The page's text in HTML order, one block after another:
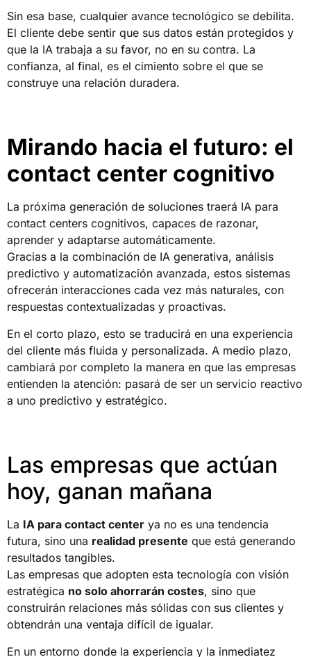
Sin esa base, cualquier avance tecnológico se debilita.
El cliente debe sentir que sus datos están protegidos y
que la IA trabaja a su favor, no en su contra. La
confianza, al final, es el cimiento sobre el que se
construye una relación duradera.
Mirando hacia el futuro: el
contact center cognitivo
La próxima generación de soluciones traerá IA para
contact centers cognitivos, capaces de razonar,
aprender y adaptarse automáticamente.
Gracias a la combinación de IA generativa, análisis
predictivo y automatización avanzada, estos sistemas
ofrecerán interacciones cada vez más naturales, con
respuestas contextualizadas y proactivas.
En el corto plazo, esto se traducirá en una experiencia
del cliente más fluida y personalizada. A medio plazo,
cambiará por completo la manera en que las empresas
entienden la atención: pasará de ser un servicio reactivo
a uno predictivo y estratégico.
Las empresas que actúan
hoy, ganan mañana
La IA para contact center ya no es una tendencia
futura, sino una realidad presente que está generando
resultados tangibles.
Las empresas que adopten esta tecnología con visión
estratégica no solo ahorrarán costes, sino que
construirán relaciones más sólidas con sus clientes y
obtendrán una ventaja difícil de igualar.
En un entorno donde la experiencia y la inmediatez